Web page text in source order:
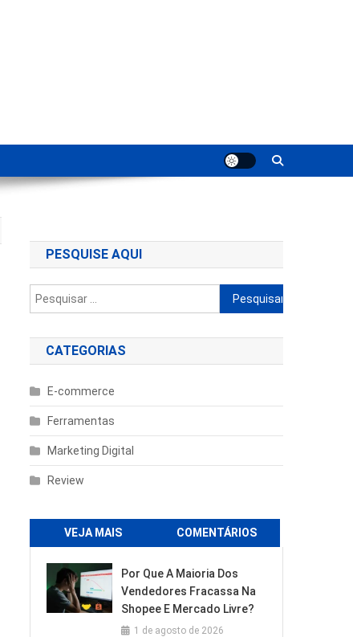
PESQUISE AQUI
Pesquisar
por:
CATEGORIAS
E-commerce
Ferramentas
Marketing Digital
Review
VEJA MAIS COMENTÁRIOS
Por Que A Maioria Dos
Vendedores Fracassa Na
Shopee E Mercado Livre?
1 de agosto de 2026